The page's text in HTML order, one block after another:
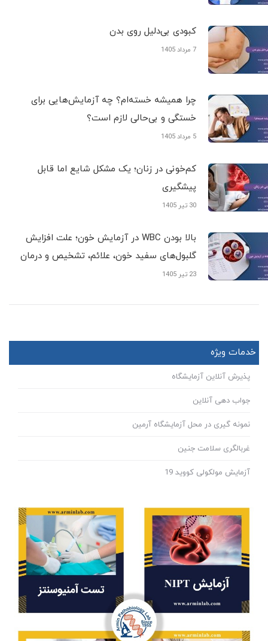
کبودی‌ بی‌دلیل روی بدن
7 مرداد 1405
چرا همیشه خسته‌ام؟ چه آزمایش‌هایی برای
خستگی و بی‌حالی لازم است؟
5 مرداد 1405
کم‌خونی در زنان؛ یک مشکل شایع اما قابل
پیشگیری
30 تیر 1405
بالا بودن WBC در آزمایش خون؛ علت افزایش
گلبول‌های سفید خون، علائم، تشخیص و درمان
23 تیر 1405
خدمات ویژه
پذیرش آنلاین آزمایشگاه
جواب دهی آنلاین
نمونه گیری در محل آزمایشگاه آرمین
غربالگری سلامت جنین
آزمایش مولکولی کووید 19